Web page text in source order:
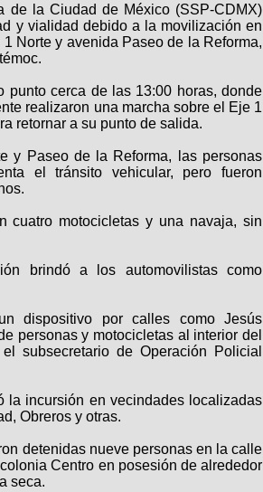
de la Ciudad de México (SSP-CDMX)
y vialidad debido a la movilización en
Norte y avenida Paseo de la Reforma,
punto cerca de las 13:00 horas, donde
realizaron una marcha sobre el Eje 1
retornar a su punto de salida.
y Paseo de la Reforma, las personas
el tránsito vehicular, pero fueron
cuatro motocicletas y una navaja, sin
brindó a los automovilistas como
dispositivo por calles como Jesús
personas y motocicletas al interior del
subsecretario de Operación Policial
la incursión en vecindades localizadas
Obreros y otras.
detenidas nueve personas en la calle
Centro en posesión de alrededor
seca.